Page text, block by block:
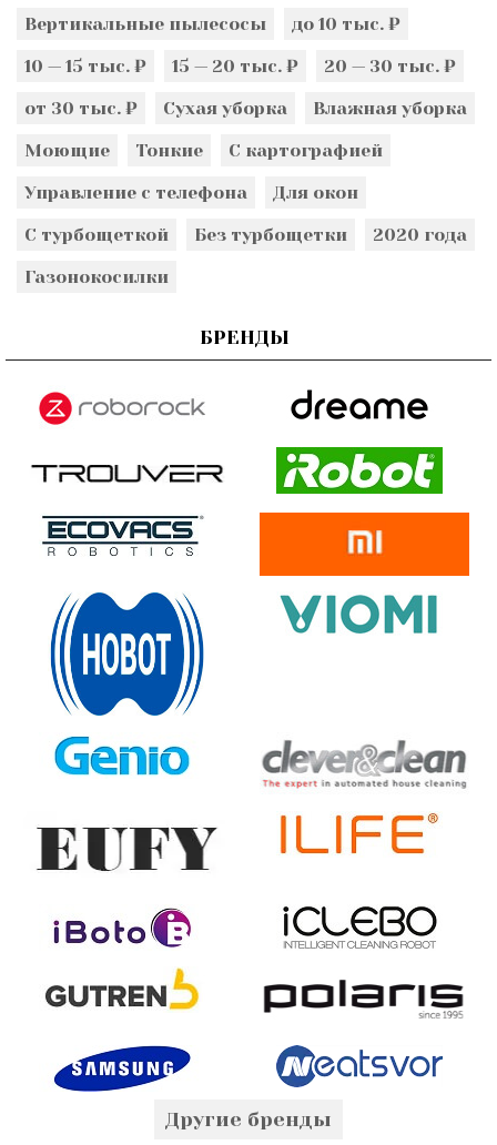
Вертикальные пылесосы
до 10 тыс. ₽
10 — 15 тыс. ₽
15 — 20 тыс. ₽
20 — 30 тыс. ₽
от 30 тыс. ₽
Сухая уборка
Влажная уборка
Моющие
Тонкие
С картографией
Управление с телефона
Для окон
С турбощеткой
Без турбощетки
2020 года
Газонокосилки
БРЕНДЫ
Другие бренды